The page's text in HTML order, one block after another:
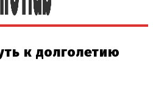
к долголетию